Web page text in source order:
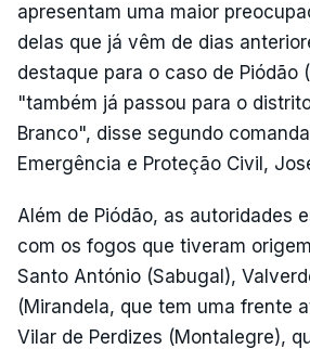
apresentam uma maior
delas que já vêm de dias
destaque para o caso de Piódão
"também já passou para o
Branco", disse segundo
Emergência e Proteção Civil,
Além de Piódão, as autoridades
com os fogos que tiveram
Santo António (Sabugal),
(Mirandela, que tem uma frente
Vilar de Perdizes (Montalegre),